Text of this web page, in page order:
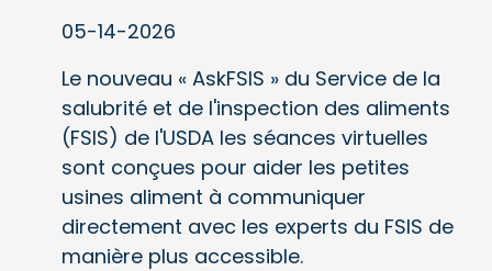
05-14-2026
Le nouveau « AskFSIS » du Service de la
salubrité et de l'inspection des aliments
(FSIS) de l'USDA les séances virtuelles
sont conçues pour aider les petites
usines aliment à communiquer
directement avec les experts du FSIS de
manière plus accessible.